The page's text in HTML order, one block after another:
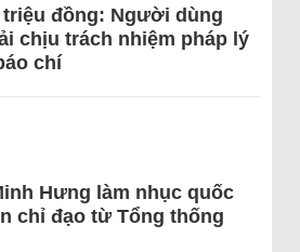
triệu đồng: Người dùng
chịu trách nhiệm pháp lý
chí
Hưng làm nhục quốc
chỉ đạo từ Tổng thống